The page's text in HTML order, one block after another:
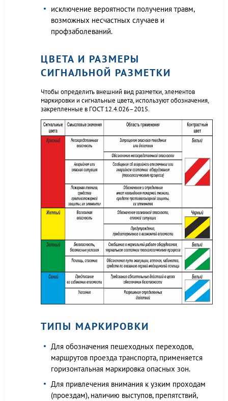
исключение вероятности получения травм,
возможных несчастных случаев и
профзаболеваний.
ЦВЕТА И РАЗМЕРЫ
СИГНАЛЬНОЙ РАЗМЕТКИ
Чтобы определить внешний вид разметки, элементов
маркировки и сигнальные цвета, используют обозначения,
закрепленные в ГОСТ 12.4.026–2015.
ТИПЫ МАРКИРОВКИ
Для обозначения пешеходных переходов,
маршрутов проезда транспорта, применяется
горизонтальная маркировка опасных зон.
Для привлечения внимания к узким проходам
(проездам), наличию выступов, препятствий,